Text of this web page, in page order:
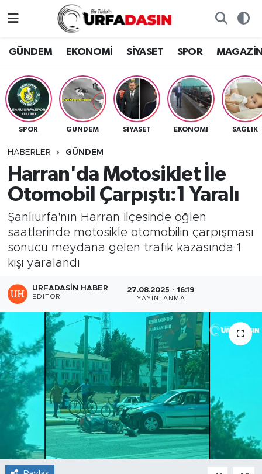
GÜNDEM EKONOMİ SİYASET SPOR
SPOR GÜNDEM SİYASET EKONOMİ SAĞLIK
HABERLER GÜNDEM
Harran'da Motosiklet İle
Otomobil Çarpıştı:1 Yaralı
Şanlıurfa'nın Harran İlçesinde öğlen
saatlerinde motosikle otomobilin çarpışması
sonucu meydana gelen trafik kazasında 1
kişi yaralandı
URFADASIN HABER
EDITÖR
27.08.2025 - 16:19
YAYINLANMA
EKONOMİ
SİYASET
SPOR
SAĞLIK
TEKNOLOJİ
OTOMOBİL
Gizlilik ve Güvenlik Politikası
İletişim
Nöbetçi Eczaneler
Hava Durumu
Namaz Vakitleri
Trafik Durumu
Süper Lig Puan Durumu ve Fikstür
Tüm Manşetler
Son Dakika Haberleri
Haber Arşivi